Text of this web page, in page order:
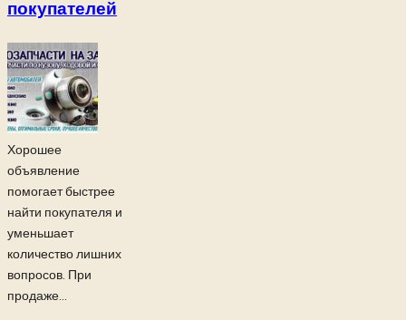
покупателей
Хорошее
объявление
помогает быстрее
найти покупателя и
уменьшает
количество лишних
вопросов. При
продаже...